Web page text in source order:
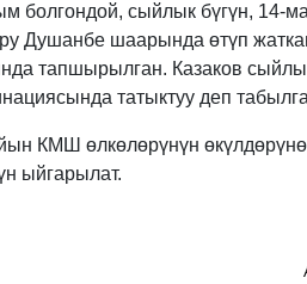
болгондой, сыйлык бүгүн, 14-
Душанбе шаарында өтүп
тапшырылган. Казаков
татыктуу деп
КМШ өлкөлөрүнүн
ыйгарылат.